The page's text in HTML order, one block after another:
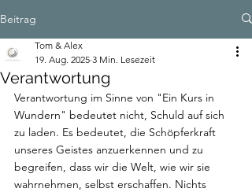
Beitrag
Verantwortung
Tom & Alex
19. Aug. 2025 3 Min. Lesezeit
Verantwortung im Sinne von "Ein Kurs in
Wundern" bedeutet nicht, Schuld auf sich
zu laden. Es bedeutet, die Schöpferkraft
unseres Geistes anzuerkennen und zu
begreifen, dass wir die Welt, wie wir sie
wahrnehmen, selbst erschaffen. Nichts